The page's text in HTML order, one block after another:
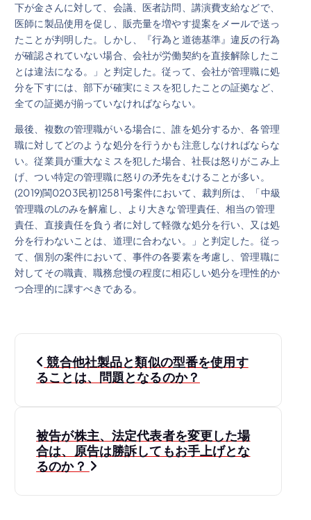
下が金さんに対して、会議、医者訪問、講演費支給などで、
医師に製品使用を促し、販売量を増やす提案をメールで送っ
たことが判明した。しかし、『行為と道徳基準』違反の行為
が確認されていない場合、会社が労働契約を直接解除したこ
とは違法になる。」と判定した。従って、会社が管理職に処
分を下すには、部下が確実にミスを犯したことの証拠など、
全ての証拠が揃っていなければならない。
最後、複数の管理職がいる場合に、誰を処分するか、各管理
職に対してどのような処分を行うかも注意しなければならな
い。従業員が重大なミスを犯した場合、社長は怒りがこみ上
げ、つい特定の管理職に怒りの矛先をむけることが多い。
(2019)閩0203民初12581号案件において、裁判所は、「中級
管理職のLのみを解雇し、より大きな管理責任、相当の管理
責任、直接責任を負う者に対して軽微な処分を行い、又は処
分を行わないことは、道理に合わない。」と判定した。従っ
て、個別の案件において、事件の各要素を考慮し、管理職に
対してその職責、職務怠慢の程度に相応しい処分を理性的か
つ合理的に課すべきである。
投
稿
ビ
競合他社製品と類似の型番を使用す
ることは、問題となるのか？
被告が株主、法定代表者を変更した場
合は、原告は勝訴してもお手上げとな
るのか？